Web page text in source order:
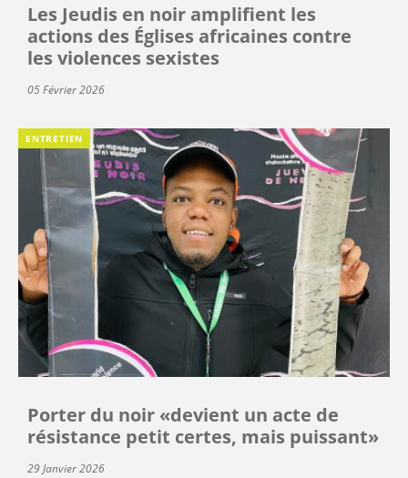
Les Jeudis en noir amplifient les
actions des Églises africaines contre
les violences sexistes
05 Février 2026
ENTRETIEN
Porter du noir «devient un acte de
résistance petit certes, mais puissant»
29 Janvier 2026